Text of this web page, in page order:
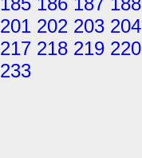
201 202 203 204
217 218 219 220
233